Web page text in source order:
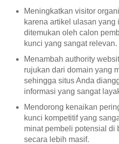
Meningkatkan visitor
karena artikel ulasan yang
ditemukan oleh calon
kunci yang sangat relevan.
Menambah authority
rujukan dari domain yang
sehingga situs Anda
informasi yang sangat
Mendorong kenaikan
kunci kompetitif yang
minat pembeli potensial di
secara lebih masif.